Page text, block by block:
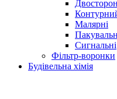
Малярні
Сигнальні
Фільтр-воронки
Будівельна хімія